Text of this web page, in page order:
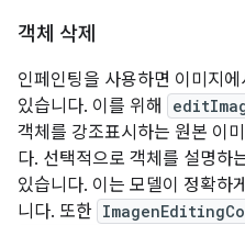
객체 삭제
인페인팅을 사용하면 이미지
있습니다. 이를 위해
객체를 강조표시하는 원본 이
다. 선택적으로 객체를 설명하
있습니다. 이는 모델이 정확하
니다. 또한